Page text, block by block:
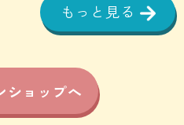
もっと見る
ショップへ